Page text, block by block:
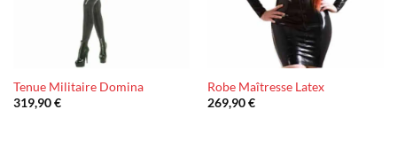
Tenue Militaire Domina
319,90€
Robe Maîtresse Latex
269,90€